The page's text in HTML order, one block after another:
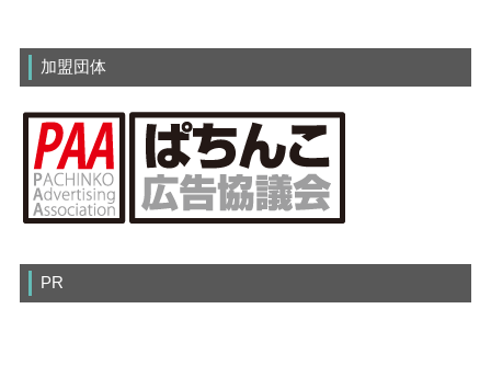
加盟団体
PR